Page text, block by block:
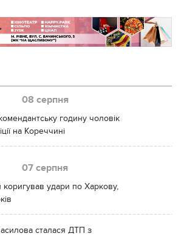
08 серпня
годину чоловік
на Кореччині
07 серпня
коригував удари по Харкову,
сталася ДТП з